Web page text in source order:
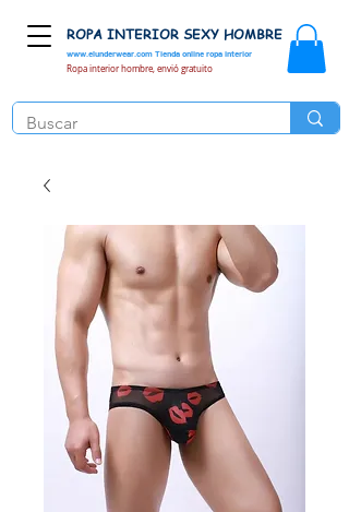
www.elunderwear.com Tienda online ropa interior
ROPA INTERIOR SEXY HOMBRE
Ropa interior hombre, envió gratuito